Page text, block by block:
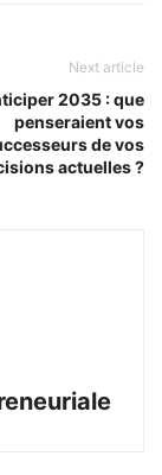
Next article
2035 : que
penseraient vos
de vos
actuelles ?